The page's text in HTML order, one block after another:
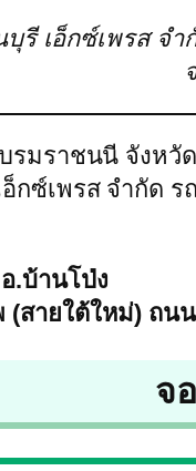
เอ็กซ์เพรส จำ
มราชนนี จังหวั
ซ์เพรส จำกัด ร
.บ้านโป่ง
(สายใต้ใหม่) ถน
จ